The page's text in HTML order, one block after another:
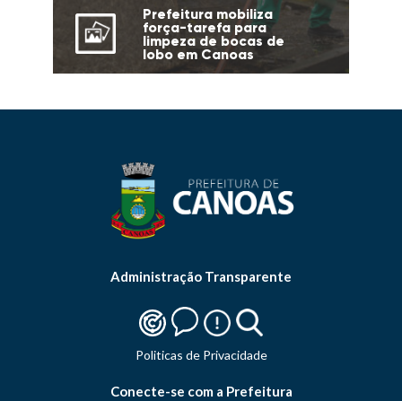
Prefeitura mobiliza
força-tarefa para
limpeza de bocas de
lobo em Canoas
Administração Transparente
Politicas de Privacidade
Conecte-se com a Prefeitura